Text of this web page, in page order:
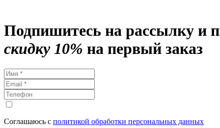
Подпишитесь на рассылку и
скидку 10% на первый заказ
Соглашаюсь с политикой обработки персональных данных